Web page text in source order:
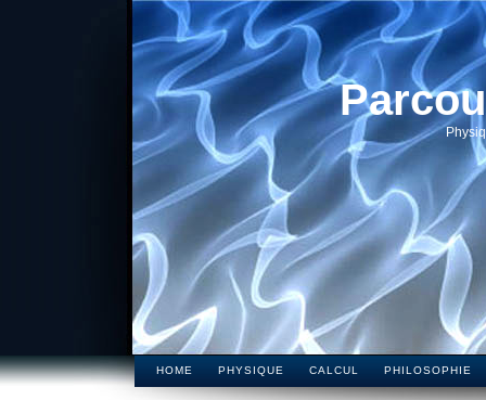
HOME PHYSIQUE CALCUL PHILOSOPHIE